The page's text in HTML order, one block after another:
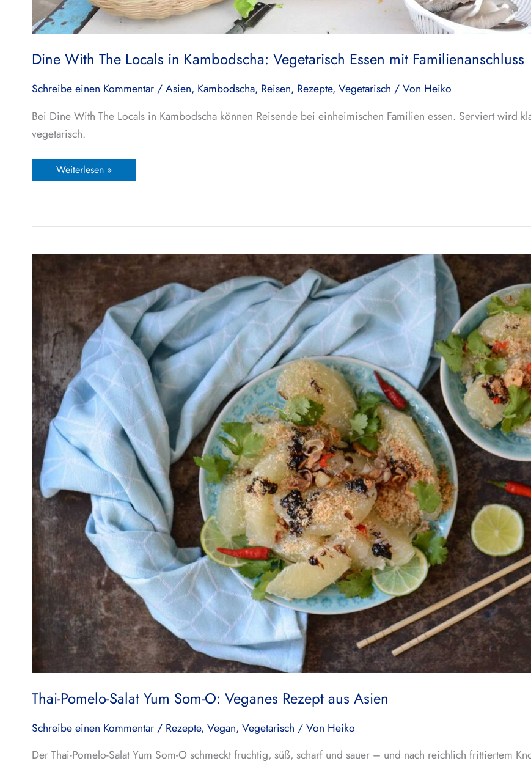
Dine With The Locals in Kambodscha: Vegetarisch Essen mit Familienanschluss
Schreibe einen Kommentar /Asien, Kambodscha, Reisen, Rezepte, Vegetarisch / Von Heiko
Bei Dine With The Locals in Kambodscha können Reisende bei einheimischen Familien essen. Serviert wird
vegetarisch.
Weiterlesen »
Thai-Pomelo-Salat Yum Som-O: Veganes Rezept aus Asien
Schreibe einen Kommentar / Rezepte, Vegan, Vegetarisch / Von Heiko
Der Thai-Pomelo-Salat Yum Som-O schmeckt fruchtig, süß, scharf und sauer – und nach reichlich frittiertem
Thai-
Pomelo-
Yum
Som-
O:
Veganes
Rezept
aus
Asien